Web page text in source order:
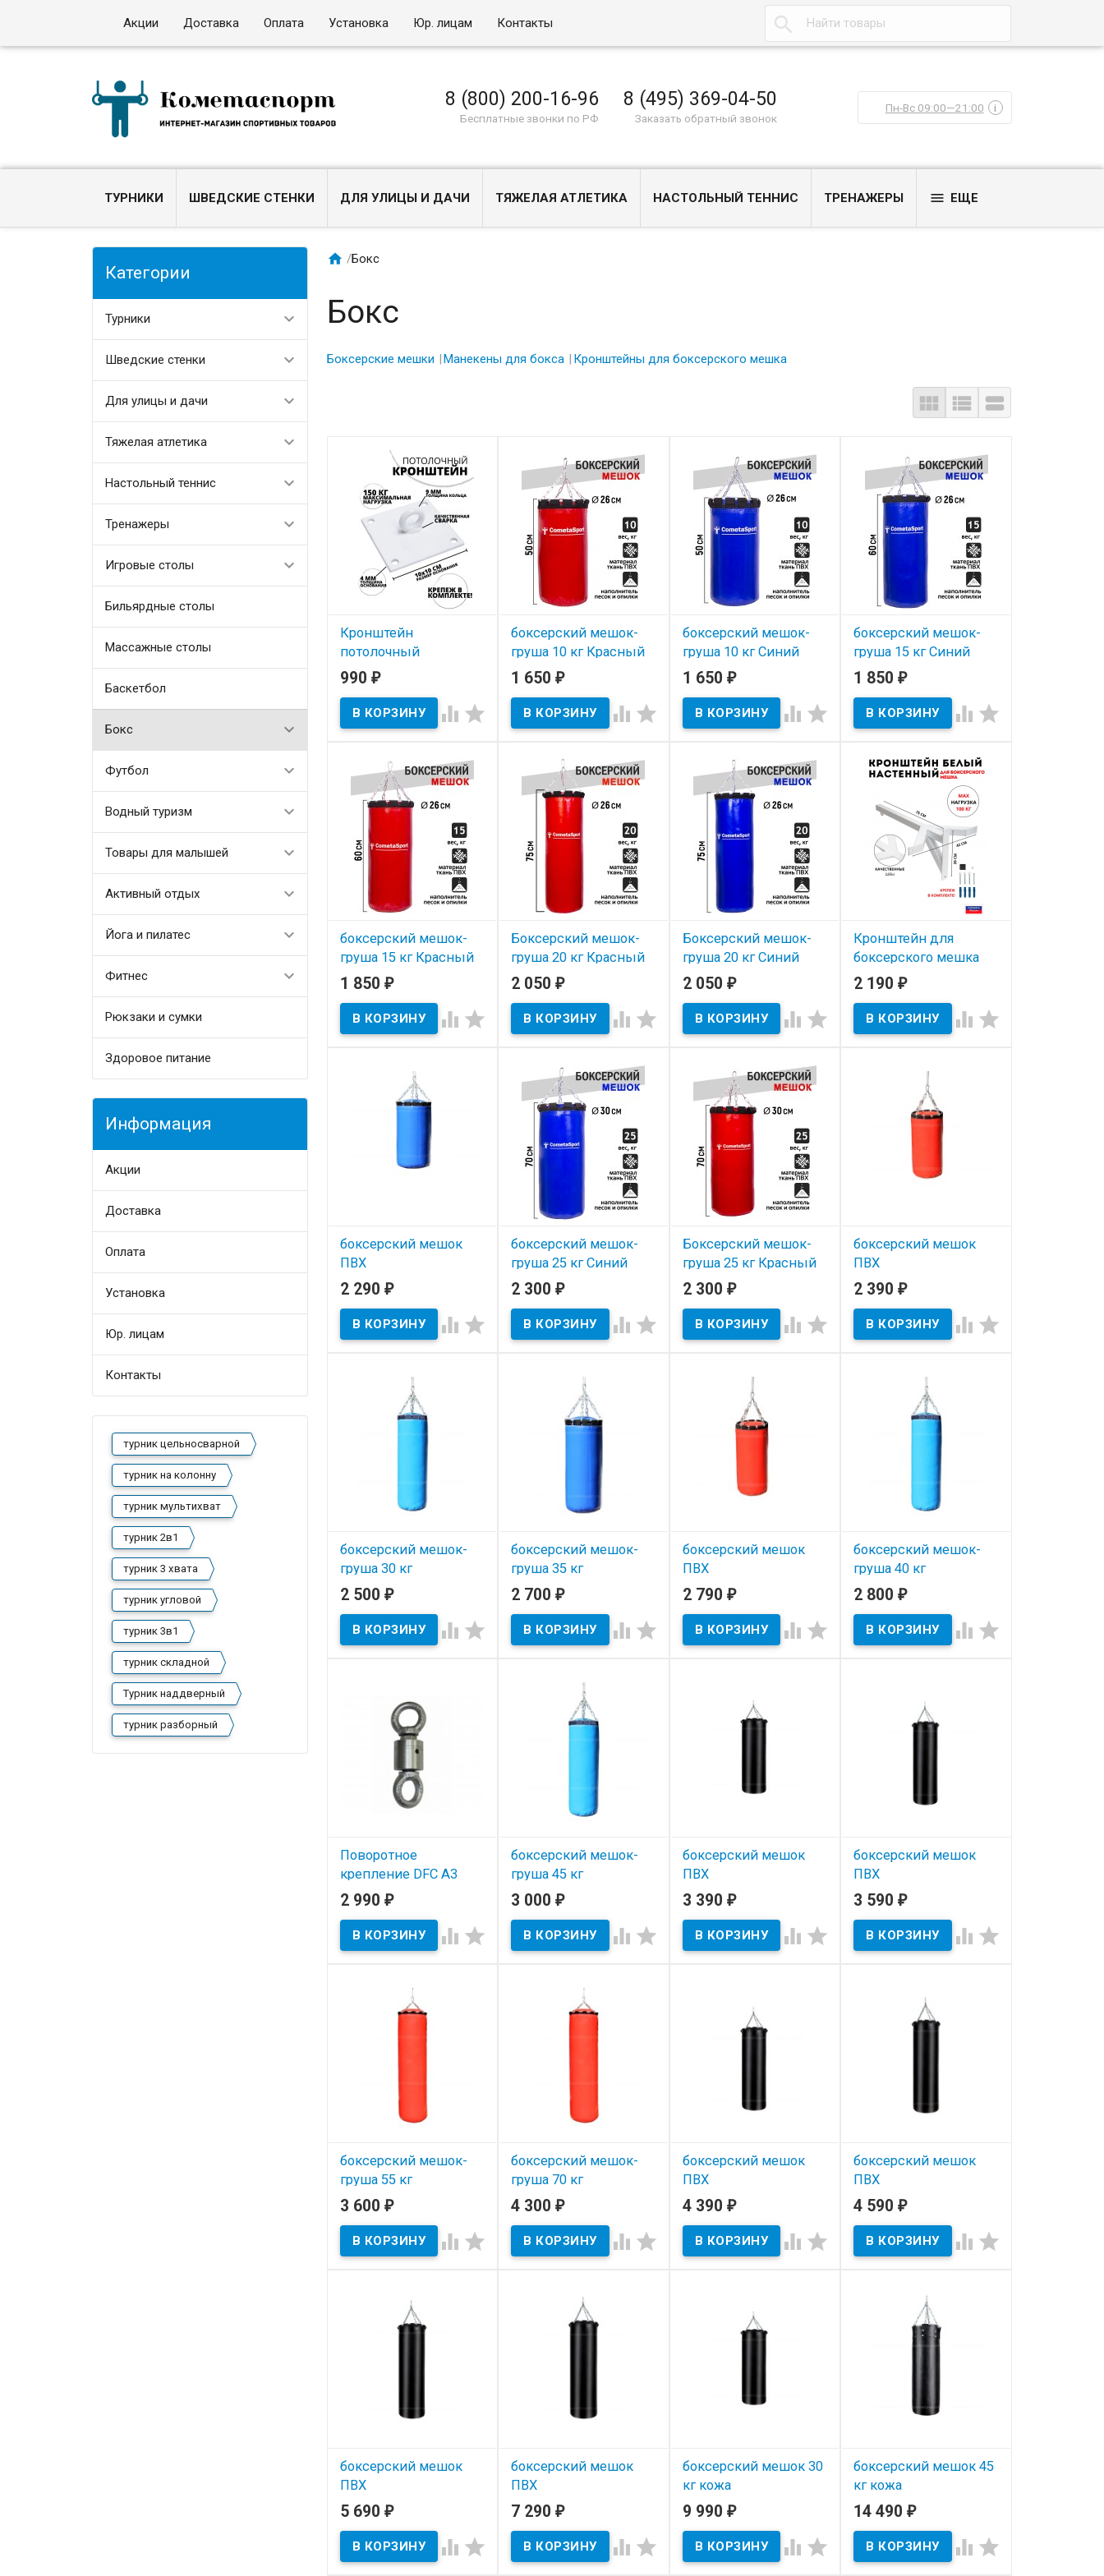
Акции Доставка Оплата Установка Юр. лицам Контакты 
8 (800) 200-16-96
Бесплатные звонки по РФ
8 (495) 369-04-50
Заказать обратный звонок
Пн-Вс 09:00—21:00 i
ТУРНИКИ ШВЕДСКИЕ СТЕНКИ ДЛЯ УЛИЦЫ И ДАЧИ ТЯЖЕЛАЯ АТЛЕТИКА НАСТОЛЬНЫЙ ТЕННИС ТРЕНАЖЕРЫ  ЕЩЕ
Категории
Турники
Шведские стенки
Для улицы и дачи
Тяжелая атлетика
Настольный теннис
Тренажеры
Игровые столы
Бильярдные столы
Массажные столы
Баскетбол
Бокс
Футбол
Водный туризм
Товары для малышей
Активный отдых
Йога и пилатес
Фитнес
Рюкзаки и сумки
Здоровое питание
Информация
Акции
Доставка
Оплата
Установка
Юр. лицам
Контакты
турник цельносварной
турник на колонну
турник мультихват
турник 2в1
турник 3 хвата
турник угловой
турник 3в1
турник складной
Турник наддверный
турник разборный
 /Бокс
Бокс
Боксерские мешки Манекены для бокса Кронштейны для боксерского мешка
  
Кронштейн
потолочный
Cometasport
В наличии
Надежный потолочный
990 ₽
 
боксерский мешок-
груша 10 кг Красный
В наличии
1 650₽
 
боксерский мешок-
груша 10 кг Синий
В наличии
1 650 ₽
 
боксерский мешок-
груша 15 кг Синий
В наличии
1 850₽
 
боксерский мешок-
груша 15 кг Красный
В наличии
1 850 ₽
 
Боксерский мешок-
груша 20 кг Красный
В наличии
2 050₽
 
Боксерский мешок-
груша 20 кг Синий
В наличии
2 050 ₽
 
Кронштейн для
боксерского мешка
настенный
Вынос от стены 70см.
2 190₽
 
боксерский мешок
ПВХ
Травмобезопасный 5
2 290 ₽
 
боксерский мешок-
груша 25 кг Синий
В наличии
2 300₽
 
Боксерский мешок-
груша 25 кг Красный
В наличии
2 300 ₽
 
боксерский мешок
ПВХ
Травмобезопасный 10
2 390₽
 
боксерский мешок-
груша 30 кг
В наличии
2 500 ₽
 
боксерский мешок-
груша 35 кг
В наличии
2 700₽
 
боксерский мешок
ПВХ
Травмобезопасный 15
2 790 ₽
 
боксерский мешок-
груша 40 кг
В наличии
2 800₽
 
Поворотное
крепление DFC A3
В наличии
2 990 ₽
 
боксерский мешок-
груша 45 кг
В наличии
3 000₽
 
боксерский мешок
ПВХ
Травмобезопасный 30
3 390 ₽
 
боксерский мешок
ПВХ
Травмобезопасный 35
3 590₽
 
боксерский мешок-
груша 55 кг
В наличии
3 600 ₽
 
боксерский мешок-
груша 70 кг
В наличии
4 300₽
 
боксерский мешок
ПВХ
Травмобезопасный 40
4 390 ₽
 
боксерский мешок
ПВХ
Травмобезопасный 45
4 590₽
 
боксерский мешок
ПВХ
Травмобезопасный 55
5 690 ₽
 
боксерский мешок
ПВХ
Травмобезопасный 70
7 290₽
 
боксерский мешок 30
кг кожа
В наличии
9 990 ₽
 
боксерский мешок 45
кг кожа
В наличии
14 490₽
 